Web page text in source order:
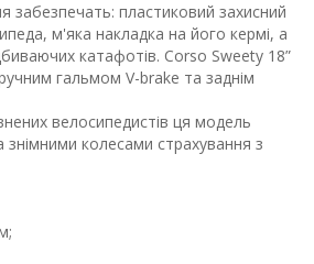
забезпечать: пластиковий захисний
м'яка накладка на його кермі, а
катафотів. Corso Sweety 18”
гальмом V-brаke та заднім
велосипедистів ця модель
колесами страхування з